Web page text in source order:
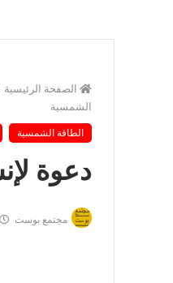
الصفحة الرئيسية
الشمسية
الطاقة الشمسية
دعوة
مجتمع بوست